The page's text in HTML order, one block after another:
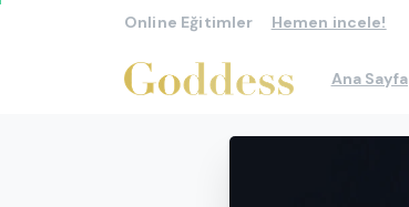
Online Eğitimler Hemen incele!
Ana Sayfa